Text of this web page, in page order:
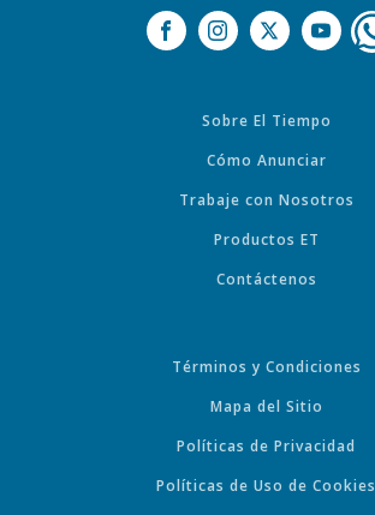
Sobre El Tiempo
Cómo Anunciar
Trabaje con Nosotros
Productos ET
Contáctenos
Términos y Condiciones
Mapa del Sitio
Políticas de Privacidad
Políticas de Uso de Cookies